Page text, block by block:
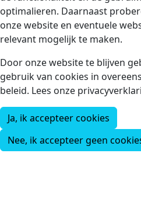
optimalieren. Daarnaast
onze website en eventuele
relevant mogelijk te maken.
Door onze website te blijven
gebruik van cookies in
beleid. Lees onze
Ja, ik accepteer cookies
Nee, ik accepteer geen